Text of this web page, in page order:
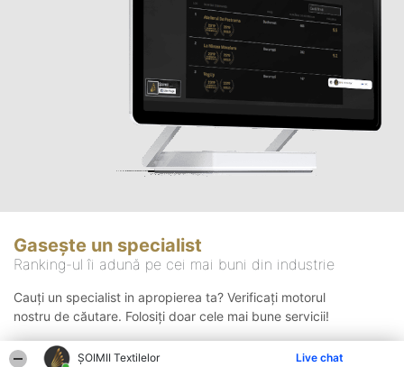
ȘOIMII Textilelor Live chat
Gasește un specialist
Ranking-ul îi adună pe cei mai buni din industrie
Cauți un specialist in apropierea ta? Verificați motorul
nostru de căutare. Folosiți doar cele mai bune servicii!